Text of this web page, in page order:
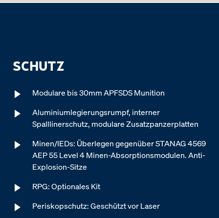
SCHUTZ
Modulare bis 30mm APFSDS Munition
Aluminiumlegierungsrumpf, interner
Spalllinerschutz, modulare Zusatzpanzerplatten
Minen/IEDs: Überlegen gegenüber STANAG 4569
AEP 55 Level 4 Minen-Absorptionsmodulen. Anti-
Explosion-Sitze
RPG: Optionales Kit
Periskopschutz: Geschützt vor Laser